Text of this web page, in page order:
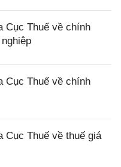
Cục Thuế về chính
Cục Thuế về chính
Cục Thuế về thuế giá